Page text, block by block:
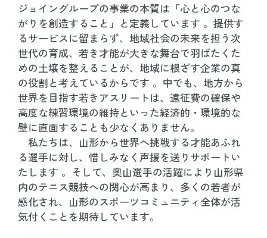
ジョイングループの事業の本質は「心と心のつな
がりを創造すること」と定義しています 。提供す
るサービスに留まらず、地域社会の未来を担う次
世代の育成、若き才能が大きな舞台で羽ばたくた
めの土壌を整えることが、地域に根ざす企業の真
の役割と考えているからです 。中でも、地方から
世界を目指す若きアスリートは、遠征費の確保や
高度な練習環境の維持といった経済的・環境的な
壁に直面することも少なくありません。
私たちは、山形から世界へ挑戦する才能あふれ
る選手に対し、惜しみなく声援を送りサポートい
たします 。そして、奥山選手の活躍により山形県
内のテニス競技への関心が高まり、多くの若者が
感化され、山形のスポーツコミュニティ全体が活
気付くことを期待しています。